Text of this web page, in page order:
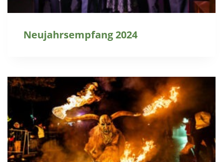
Neujahrsempfang 2024